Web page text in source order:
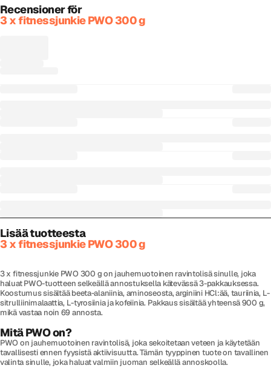
Recensioner för
3 x fitnessjunkie PWO 300 g
Lisää tuotteesta
3 x fitnessjunkie PWO 300 g
3 x fitnessjunkie PWO 300 g on jauhemuotoinen ravintolisä sinulle, joka
haluat PWO-tuotteen selkeällä annostuksella kätevässä 3-pakkauksessa.
Koostumus sisältää beeta-alaniinia, aminoseosta, arginiini HCl:ää, tauriinia, L-
sitrulliinimalaattia, L-tyrosiinia ja kofeiinia. Pakkaus sisältää yhteensä 900 g,
mikä vastaa noin 69 annosta.
Mitä PWO on?
PWO on jauhemuotoinen ravintolisä, joka sekoitetaan veteen ja käytetään
tavallisesti ennen fyysistä aktiivisuutta. Tämän tyyppinen tuote on tavallinen
valinta sinulle, joka haluat valmiin juoman selkeällä annoskoolla.